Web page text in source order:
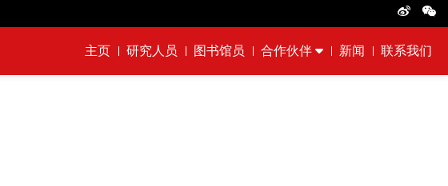
主页 研究人员 图书馆员 合作伙伴 新闻 联系我们